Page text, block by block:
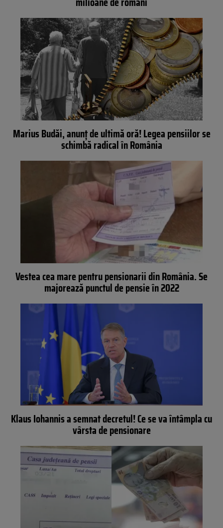
Marius Budăi, anunț de ultimă oră! Legea pensiilor se
schimbă radical în România
Vestea cea mare pentru pensionarii din România. Se
majorează punctul de pensie în 2022
Klaus Iohannis a semnat decretul! Ce se va întâmpla cu
vârsta de pensionare